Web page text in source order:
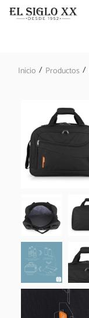
Inicio / Productos /